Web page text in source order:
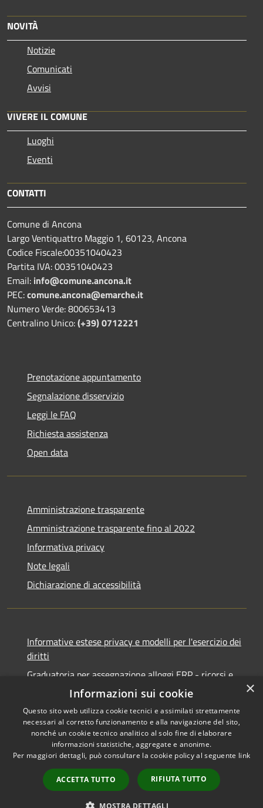
NOVITÀ
Notizie
Comunicati
Avvisi
VIVERE IL COMUNE
Luoghi
Eventi
CONTATTI
Comune di Ancona
Largo Ventiquattro Maggio 1, 60123, Ancona
Codice Fiscale:00351040423
Partita IVA: 00351040423
Email: info@comune.ancona.it
PEC:comune.ancona@emarche.it
Numero Verde: 800653413
Centralino Unico:(+39) 0712221
Prenotazione appuntamento
Segnalazione disservizio
Leggi le FAQ
Richiesta assistenza
Open data
Amministrazione trasparente
Amministrazione trasparente fino al 2022
Informativa privacy
Note legali
Dichiarazione di accessibilità
Informative estese privacy e modelli per l'esercizio dei
diritti
Graduatoria per assegnazione alloggi ERP - ricorsi e
Accessibilità
Copyright © 2026 • Comune di
Ancona • Powered by
Municipium•
Accesso
redazione
×
Informazioni sui cookie
Questo sito web utilizza cookie tecnici e assimilati strettamente
necessari al corretto funzionamento e alla navigazione del sito,
nonché un cookie tecnico analitico al solo fine di elaborare
informazioni statistiche, aggregate e anonime.
Per maggiori dettagli, può consultare la cookie policy al seguente link
ACCETTA TUTTO RIFIUTA TUTTO
MOSTRA DETTAGLI